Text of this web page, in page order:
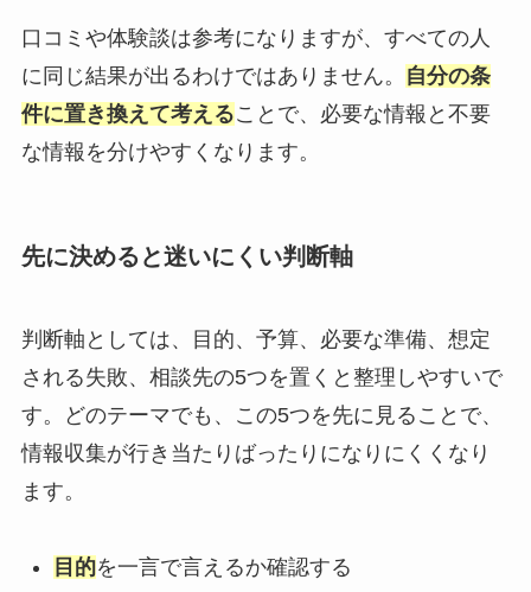
口コミや体験談は参考になりますが、すべての人
に同じ結果が出るわけではありません。
自分の条
件に置き換えて考えることで、必要な情報と不要
な情報を分けやすくなります。
先に決めると迷いにくい判断軸
判断軸としては、目的、予算、必要な準備、想定
される失敗、相談先の5つを置くと整理しやすいで
す。どのテーマでも、この5つを先に見ることで、
情報収集が行き当たりばったりになりにくくなり
ます。
目的を一言で言えるか確認する